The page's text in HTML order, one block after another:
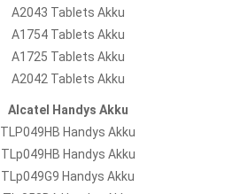
A2043 Tablets Akku
A1754 Tablets Akku
A1725 Tablets Akku
A2042 Tablets Akku
Alcatel Handys Akku
TLP049HB Handys Akku
TLp049HB Handys Akku
TLp049G9 Handys Akku